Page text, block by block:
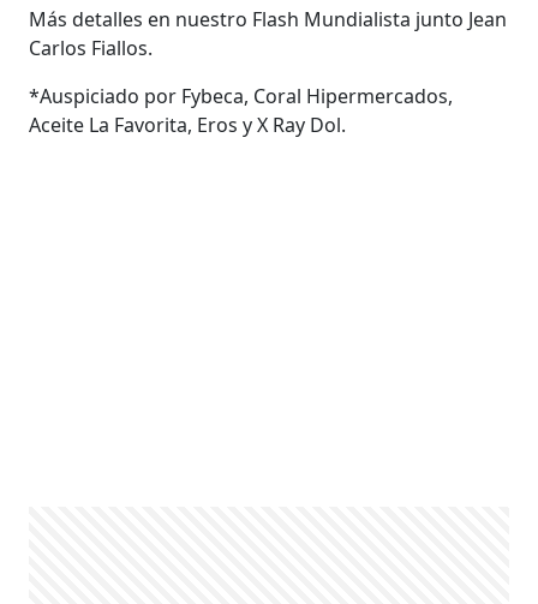
Más detalles en nuestro Flash Mundialista junto Jean
Carlos Fiallos.
*Auspiciado por Fybeca, Coral Hipermercados,
Aceite La Favorita, Eros y X Ray Dol.